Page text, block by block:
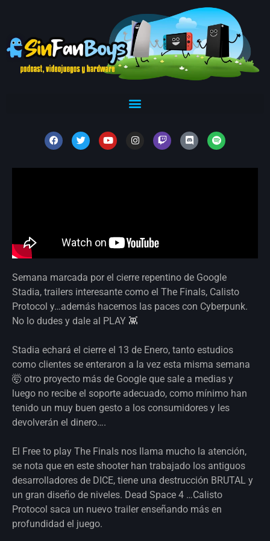
Semana marcada por el cierre repentino de Google
Stadia, trailers interesante como el The Finals, Calisto
Protocol y…además hacemos las paces con Cyberpunk.
No lo dudes y dale al PLAY 👾
Stadia echará el cierre el 13 de Enero, tanto estudios
como clientes se enteraron a la vez esta misma semana
🤯 otro proyecto más de Google que sale a medias y
luego no recibe el soporte adecuado, como mínimo han
tenido un muy buen gesto a los consumidores y les
devolverán el dinero….
El Free to play The Finals nos llama mucho la atención,
se nota que en este shooter han trabajado los antiguos
desarrolladores de DICE, tiene una destrucción BRUTAL y
un gran diseño de niveles. Dead Space 4 …Calisto
Protocol saca un nuevo trailer enseñando más en
profundidad el juego.